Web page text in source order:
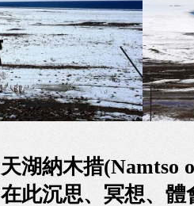
天湖納木措(Namtso
在此沉思、冥想、